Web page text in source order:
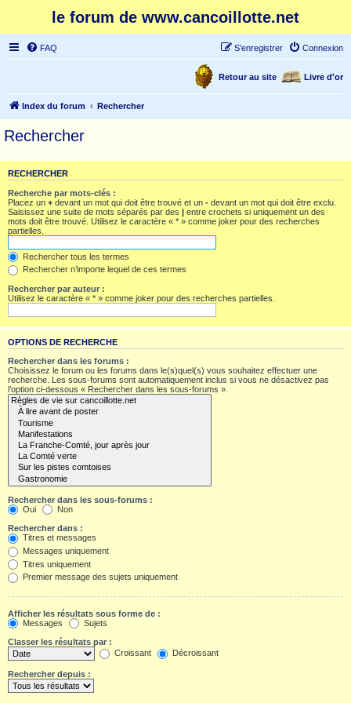
le forum de www.cancoillotte.net
FAQ Connexion
S’enregistrer
Livre d'or
Retour au site
Index du forum Rechercher
Rechercher
RECHERCHER
Recherche par mots-clés :
Placez un + devant un mot qui doit être trouvé et un - devant un mot qui doit être exclu.
Saisissez une suite de mots séparés par des | entre crochets si uniquement un des
mots doit être trouvé. Utilisez le caractère « * » comme joker pour des recherches
partielles.
Rechercher tous les termes
Rechercher n’importe lequel de ces termes
Rechercher par auteur :
Utilisez le caractère « * » comme joker pour des recherches partielles.
OPTIONS DE RECHERCHE
Rechercher dans les forums :
Choisissez le forum ou les forums dans le(s)quel(s) vous souhaitez effectuer une
recherche. Les sous-forums sont automatiquement inclus si vous ne désactivez pas
l’option ci-dessous « Rechercher dans les sous-forums ».
Rechercher dans les sous-forums :
Oui
Non
Rechercher dans :
Titres et messages
Messages uniquement
Titres uniquement
Premier message des sujets uniquement
Afficher les résultats sous forme de :
Messages
Sujets
Classer les résultats par :
Croissant
Décroissant
Rechercher depuis :